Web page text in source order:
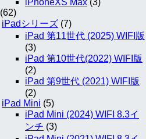
iPhoneXS Max (3)
(62)
iPadシリーズ (7)
iPad 第11世代 (2025) WIFI版
(3)
iPad 第10世代(2022) WIFI版
(2)
iPad 第9世代 (2021) WIFI版
(2)
iPad Mini (5)
iPad Mini (2024) WIFI 8.3イ
ンチ (3)